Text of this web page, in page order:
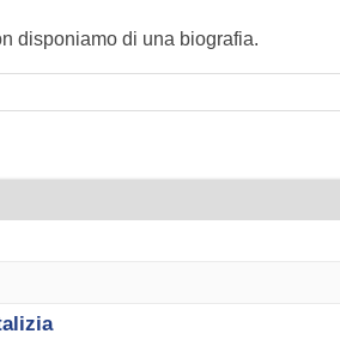
disponiamo di una biografia.